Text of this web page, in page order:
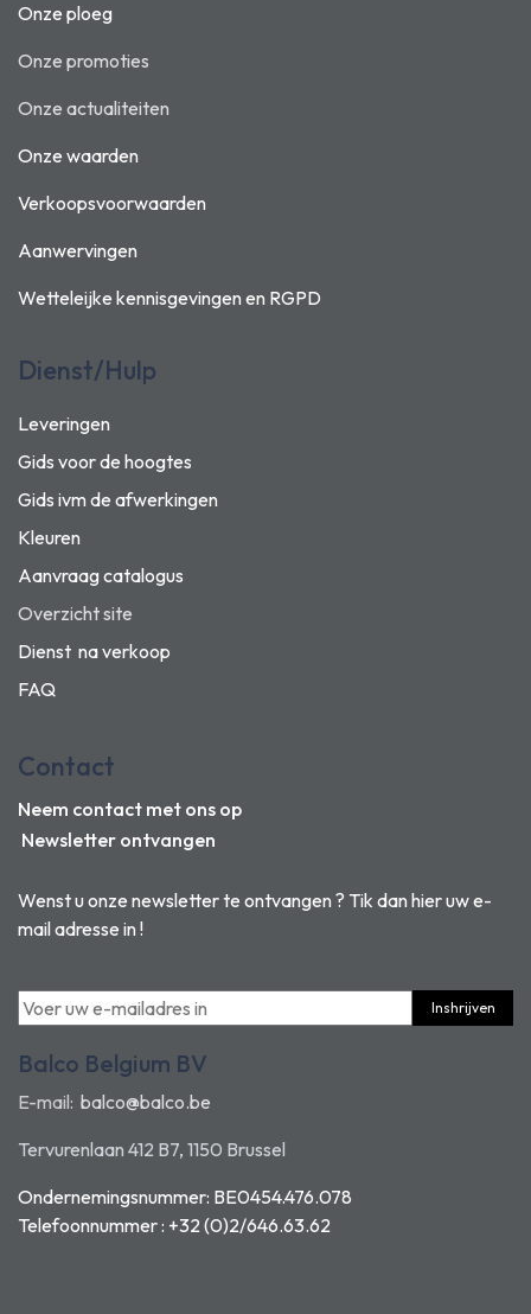
Onze ploeg
Onze promoties
Onze actualiteiten
Onze waarden
Verkoopsvoorwaarden
Aanwervingen
Wetteleijke kennisgevingen en RGPD
Dienst/Hulp
Leveringen
Gids voor de hoogtes
Gids ivm de afwerkingen
Kleuren
Aanvraag catalogus
Overzicht site
Dienst na verkoop
FAQ
Wenst u onze newsletter te ontvangen ? Tik dan hier uw e-
mail adresse in !
Inshrijven
Balco Belgium BV
E-mail: balco@balco.be
Tervurenlaan 412 B7, 1150 Brussel
Ondernemingsnummer: BE0454.476.078
Telefoonnummer : +32 (0)2/646.63.62
Contact
Neem contact met ons op
Newsletter ontvangen